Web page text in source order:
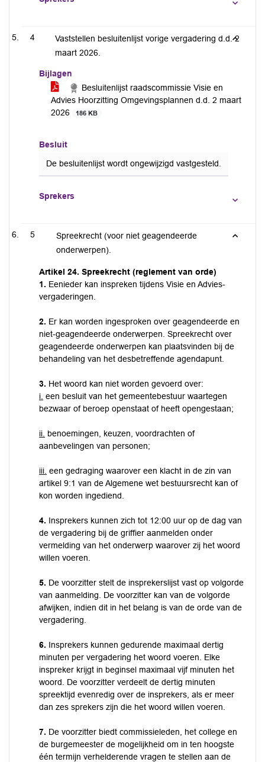
4
Vaststellen besluitenlijst vorige vergadering d.d. 2
maart 2026.
Bijlagen
Besluitenlijst raadscommissie Visie en
Advies Hoorzitting Omgevingsplannen d.d. 2 maart
2026
186 KB
Besluit
De besluitenlijst wordt ongewijzigd vastgesteld.
Sprekers
5
Spreekrecht (voor niet geagendeerde
onderwerpen).
Artikel 24. Spreekrecht (reglement van orde)
1. Eenieder kan inspreken tijdens Visie en Advies-
vergaderingen.
2. Er kan worden ingesproken over geagendeerde en
niet-geagendeerde onderwerpen. Spreekrecht over
geagendeerde onderwerpen kan plaatsvinden bij de
behandeling van het desbetreffende agendapunt.
3. Het woord kan niet worden gevoerd over:
i. een besluit van het gemeentebestuur waartegen
bezwaar of beroep openstaat of heeft opengestaan;
ii. benoemingen, keuzen, voordrachten of
aanbevelingen van personen;
iii. een gedraging waarover een klacht in de zin van
artikel 9:1 van de Algemene wet bestuursrecht kan of
kon worden ingediend.
4. Insprekers kunnen zich tot 12:00 uur op de dag van
de vergadering bij de griffier aanmelden onder
vermelding van het onderwerp waarover zij het woord
willen voeren.
5. De voorzitter stelt de insprekerslijst vast op volgorde
van aanmelding. De voorzitter kan van de volgorde
afwijken, indien dit in het belang is van de orde van de
vergadering.
6. Insprekers kunnen gedurende maximaal dertig
minuten per vergadering het woord voeren. Elke
inspreker krijgt in beginsel maximaal vijf minuten het
woord. De voorzitter verdeelt de dertig minuten
spreektijd evenredig over de insprekers, als er meer
dan zes sprekers zijn die het woord willen voeren.
7. De voorzitter biedt commissieleden, het college en
de burgemeester de mogelijkheid om in ten hoogste
één termijn verhelderende vragen te stellen aan de